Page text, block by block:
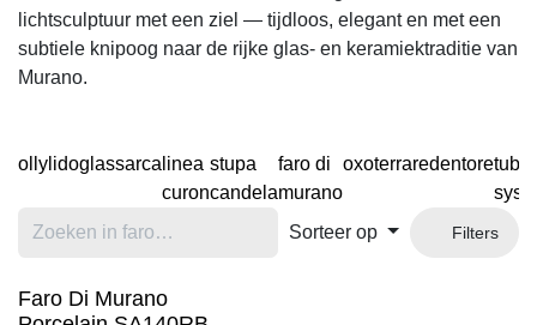
lichtsculptuur met een ziel — tijdloos, elegant en met een
subtiele knipoog naar de rijke glas- en keramiektraditie van
Murano.
ollylidoglassarcalinea
curon
stupa
candela
faro di
murano
oxoterraredentoretubo
Sorteer op
Filters
Faro Di Murano